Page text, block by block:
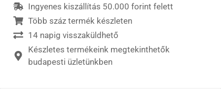
Ingyenes kiszállítás 50.000 forint felett
Több száz termék készleten
14 napig visszaküldhető
Készletes termékeink megtekinthetők
budapesti üzletünkben